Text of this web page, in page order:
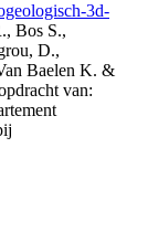
3d-
Bos S.,
D.,
Baelen K. &
van: